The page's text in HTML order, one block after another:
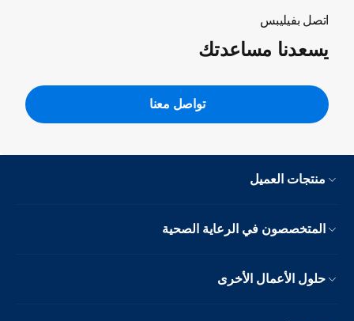
اتصل بفيليبس
يسعدنا مساعدتك
تواصل معنا
منتجات العميل
المتخصصون في الرعاية الصحية
حلول الأعمال الأخرى